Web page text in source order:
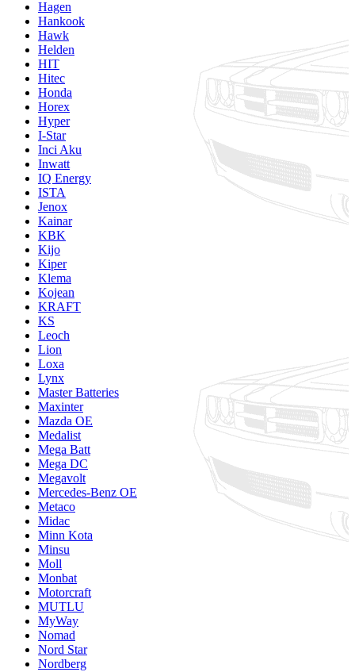
Hagen
Hankook
Hawk
Helden
HIT
Hitec
Honda
Horex
Hyper
I-Star
Inci Aku
Inwatt
IQ Energy
ISTA
Jenox
Kainar
KBK
Kijo
Kiper
Klema
Kojean
KRAFT
KS
Leoch
Lion
Loxa
Lynx
Master Batteries
Maxinter
Mazda OE
Medalist
Mega Batt
Mega DC
Megavolt
Mercedes-Benz OE
Metaco
Midac
Minn Kota
Minsu
Moll
Monbat
Motorcraft
MUTLU
MyWay
Nomad
Nord Star
Nordberg